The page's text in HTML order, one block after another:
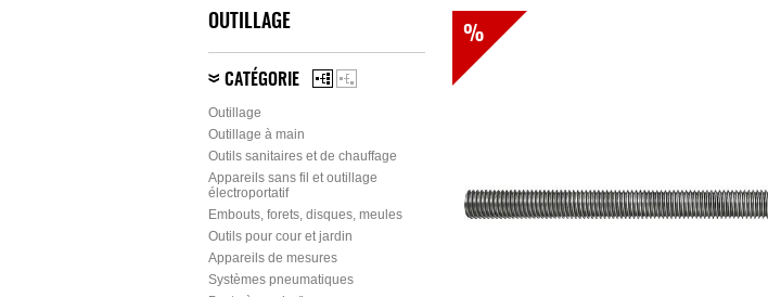
OUTILLAGE
CATÉGORIE
Outillage
Outillage à main
Outils sanitaires et de chauffage
Appareils sans fil et outillage
électroportatif
Embouts, forets, disques, meules
Outils pour cour et jardin
Appareils de mesures
Systèmes pneumatiques
%